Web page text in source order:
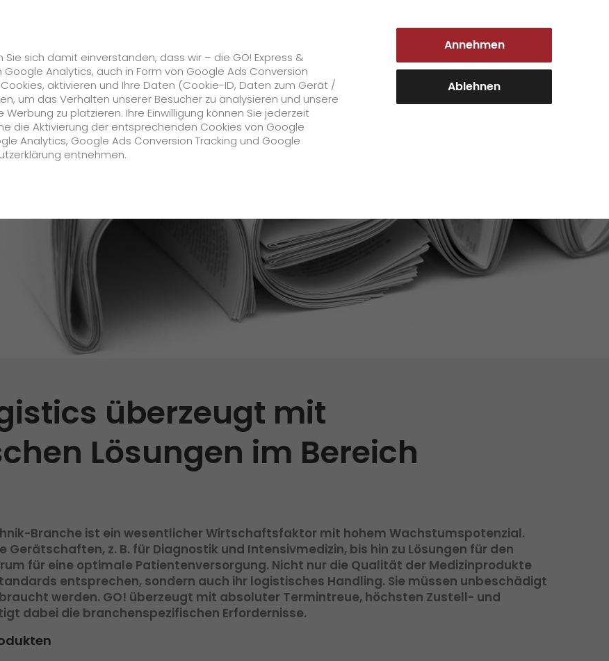
Login Kundenportal
GO! Solutions GO! Value Added Services
Unternehmen
Daten & Fakten
Historie
Qualität
Zertifizierungen
Auszeichnungen
+
>
Offene Stellen
Initiativbewerbung bei GO!
Initiativbewerbung als Kurier
Logistics überzeugt mit branchenspezifischen Lösungen im Bereich Medizintechnik
überzeugt mit
Lösungen im Bereich
Branche ist ein wesentlicher Wirtschaftsfaktor mit hohem Wachstumspotenzial.
z. B. für Diagnostik und Intensivmedizin, bis hin zu Lösungen für den
für eine optimale Patientenversorgung. Nicht nur die Qualität der Medizinprodukte
entsprechen, sondern auch ihr logistisches Handling. Sie müssen unbeschädigt
werden. GO! überzeugt mit absoluter Termintreue, höchsten Zustell- und
dabei die branchenspezifischen Erfordernisse.
sich damit einverstanden, dass wir – die GO! Express &
Analytics, auch in Form von Google Ads Conversion
aktivieren und Ihre Daten (Cookie-ID, Daten zum Gerät /
um das Verhalten unserer Besucher zu analysieren und unsere
zu platzieren. Ihre Einwilligung können Sie jederzeit
die Aktivierung der entsprechenden Cookies von Google
Analytics, Google Ads Conversion Tracking und Google
entnehmen.
Annehmen
Ablehnen